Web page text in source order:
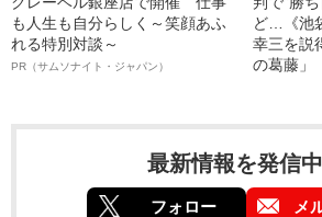
も人生も自分らしく～笑顔あふ
れる特別対談～
PR（サムソナイト・ジャパン）
ど…《池
幸三を説
の葛藤」
最新情報を発信中
フォロー メ